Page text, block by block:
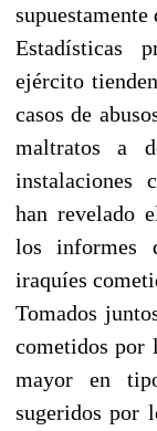
Estadísticas
ejército
casos de
maltratos a
instalaciones
han revelado
los informes
iraquíes
Tomados
cometidos por
mayor en
sugeridos por